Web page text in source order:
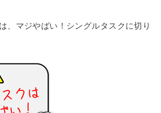
、マジやばい！シングルタスクに切り